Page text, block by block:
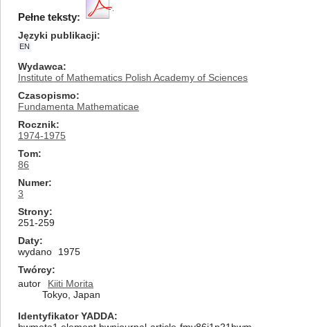
Pełne teksty:
Języki publikacji
EN
Wydawca
Institute of Mathematics Polish Academy of Sciences
Czasopismo
Fundamenta Mathematicae
Rocznik
1974-1975
Tom
86
Numer
3
Strony
251-259
Daty
wydano
1975
Twórcy
autor
Kiiti Morita
Tokyo, Japan
Identyfikator YADDA